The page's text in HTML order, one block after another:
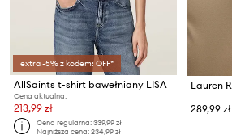
extra -5% z kodem: OFF*
AllSaints t-shirt bawełniany LISA
Cena aktualna:
213,99 zł
Cena regularna:339,99 zł
Najniższa cena:234,99 zł
289,99 zł